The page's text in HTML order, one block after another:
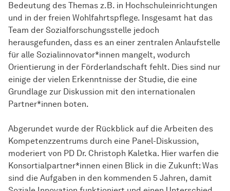
Bedeutung des Themas z.B. in Hochschuleinrichtungen
und in der freien Wohlfahrtspflege. Insgesamt hat das
Team der Sozialforschungsstelle jedoch
herausgefunden, dass es an einer zentralen Anlaufstelle
für alle Sozialinnovator*innen mangelt, wodurch
Orientierung in der Förderlandschaft fehlt. Dies sind nur
einige der vielen Erkenntnisse der Studie, die eine
Grundlage zur Diskussion mit den internationalen
Partner*innen boten.
Abgerundet wurde der Rückblick auf die Arbeiten des
Kompetenzzentrums durch eine Panel-Diskussion,
moderiert von PD Dr. Christoph Kaletka. Hier warfen die
Konsortialpartner*innen einen Blick in die Zukunft: Was
sind die Aufgaben in den kommenden 5 Jahren, damit